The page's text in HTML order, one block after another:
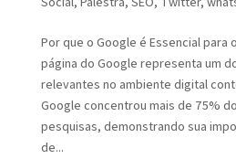
Por que o Google é Essencial para
página do Google representa um
relevantes no ambiente digital
Google concentrou mais de 75%
pesquisas, demonstrando sua
de...